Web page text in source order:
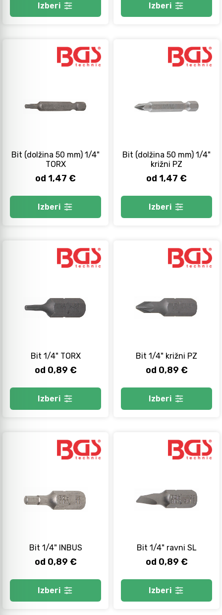
Izberi Izberi
Bit (dolžina 50 mm) 1/4"
TORX
od 1,47 €
Izberi
Bit (dolžina 50 mm) 1/4"
križni PZ
od 1,47 €
Izberi
Bit 1/4" TORX
od 0,89 €
Izberi
Bit 1/4" križni PZ
od 0,89 €
Izberi
Bit 1/4" INBUS
od 0,89 €
Izberi
Bit 1/4" ravni SL
od 0,89 €
Izberi
Neiskreče orodje